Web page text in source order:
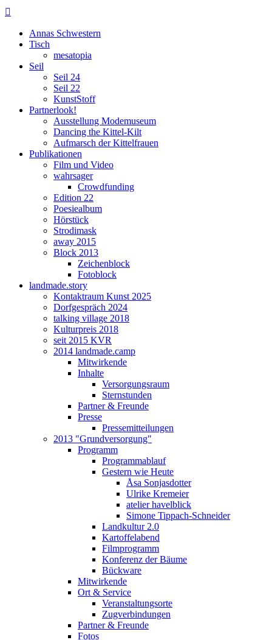

Annas Schwestern
Tisch
mesatopia
Seil
Seil 24
Seil 22
KunstStoff
Partnerlook!
Ausstellung Modemuseum
Dancing the Kittel-Kilt
Aufmarsch der Kittelfrauen
Publikationen
Film und Video
wahrsager
Crowdfunding
Edition 22
Poesiealbum
Hörstück
Strodimask
away 2015
Block 2013
Zeichenblock
Fotoblock
landmade.story
Kontaktraum Kunst 2025
Dorfgespräch 2024
talking village 2018
Kulturpreis 2018
seit 2015 KVR
2014 landmade.camp
Mitwirkende
Inhalte
Versorgungsraum
Sternstunden
Partner & Freunde
Presse
Pressemitteilungen
2013 "Grundversorgung"
Programm
Programmablauf
Gestern wie Heute
Åsa Sonjasdotter
Ulrike Kremeier
atelier havelblick
Simone Tippach-Schneider
Landkultur 2.0
Kartoffelabend
Filmprogramm
Konferenz der Bäume
Bückware
Mitwirkende
Ort & Service
Veranstaltungsorte
Zugverbindungen
Partner & Freunde
Fotos